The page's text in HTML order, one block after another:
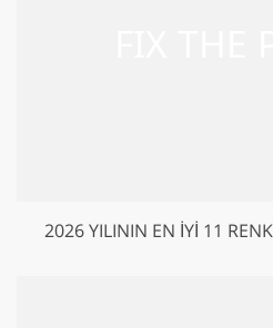
2026 YILININ EN İYI 11